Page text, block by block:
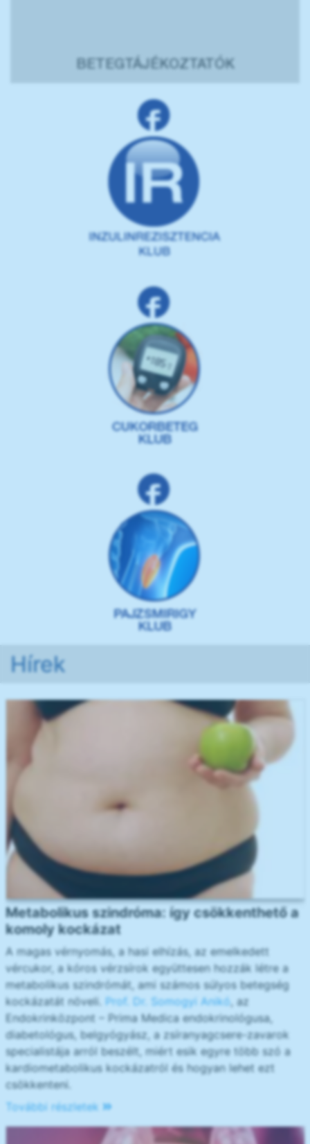
BETEGTÁJÉKOZTATÓK
Hírek
Metabolikus szindróma: így csökkenthető a
komoly kockázat
A magas vérnyomás, a hasi elhízás, az emelkedett
vércukor, a kóros vérzsírok együttesen hozzák létre a
metabolikus szindrómát, ami számos súlyos betegség
kockázatát növeli. Prof. Dr. Somogyi Anikó , az
Endokrinközpont – Prima Medica endokrinológusa,
diabetológus, belgyógyász, a zsíranyagcsere-zavarok
specialistája arról beszélt, miért esik egyre több szó a
kardiometabolikus kockázatról és hogyan lehet ezt
csökkenteni.
További részletek